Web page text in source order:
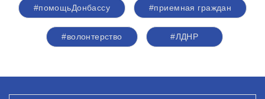
#помощьДонбассу #приемная граждан
#волонтерство #ЛДНР